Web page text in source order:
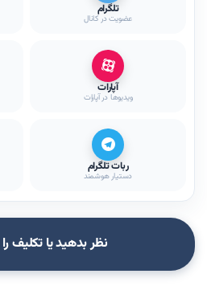
تلگرام
عضویت در کانال
آپارات
ویدیوها در آپارات
ربات تلگرام
دستیار هوشمند
نظر بدهید یا تکلیف